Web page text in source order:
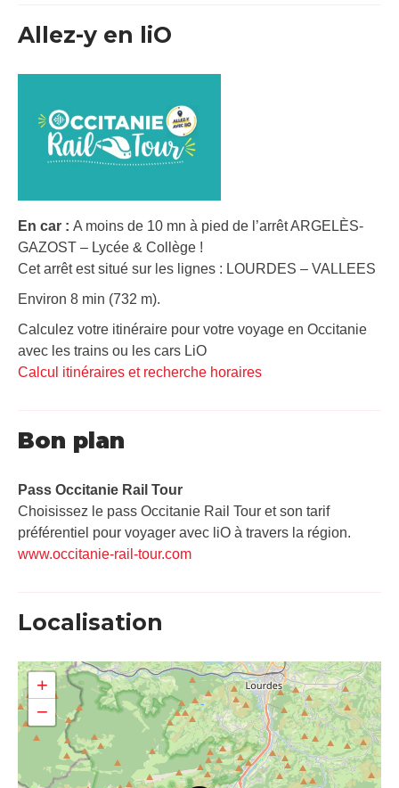
Allez-y en liO
En car : A moins de 10 mn à pied de l’arrêt ARGELÈS-
GAZOST – Lycée & Collège !
Cet arrêt est situé sur les lignes : LOURDES – VALLEES
Environ 8 min (732 m).
Calculez votre itinéraire pour votre voyage en Occitanie
avec les trains ou les cars LiO
Calcul itinéraires et recherche horaires
Bon plan
Pass Occitanie Rail Tour​
Choisissez le pass Occitanie Rail Tour et son tarif
préférentiel pour voyager avec liO à travers la région.
www.occitanie-rail-tour.com
Localisation
+
−